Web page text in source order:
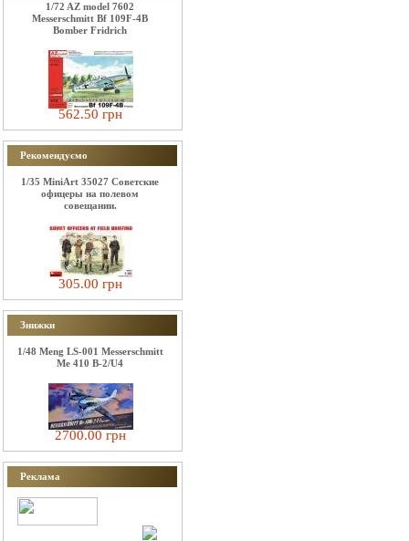
1/72 AZ model 7602
Messerschmitt Bf 109F-4B
Bomber Fridrich
562.50 грн
Рекомендуємо
1/35 MiniArt 35027 Советские
офицеры на полевом
совещании.
305.00 грн
Знижки
1/48 Meng LS-001 Messerschmitt
Me 410 B-2/U4
2700.00 грн
Реклама